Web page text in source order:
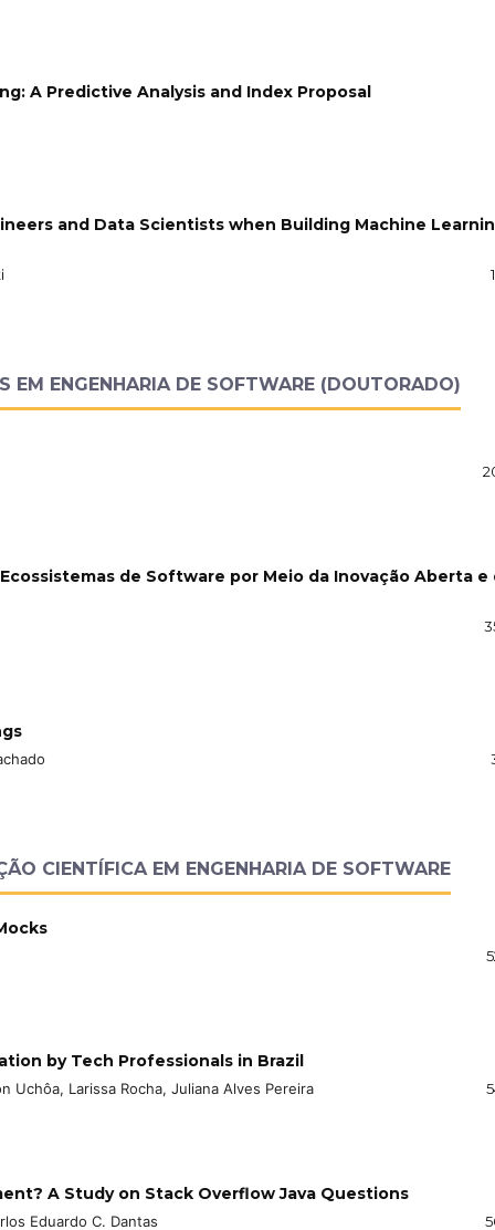
A Predictive Analysis and Index Proposal
and Data Scientists when Building Machine
EM ENGENHARIA DE SOFTWARE (DOUTORADO)
de Software por Meio da Inovação Aberta e
CIENTÍFICA EM ENGENHARIA DE SOFTWARE
by Tech Professionals in Brazil
Uchôa, Larissa Rocha, Juliana Alves Pereira
A Study on Stack Overflow Java Questions
Eduardo C. Dantas